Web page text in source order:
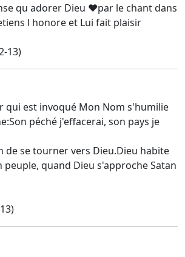
qu adorer Dieu ♥️par le chant dans
l honore et Lui fait plaisir
13)
qui est invoqué Mon Nom s'humilie
péché j'effacerai, son pays je
de se tourner vers Dieu.Dieu habite
peuple, quand Dieu s'approche Satan